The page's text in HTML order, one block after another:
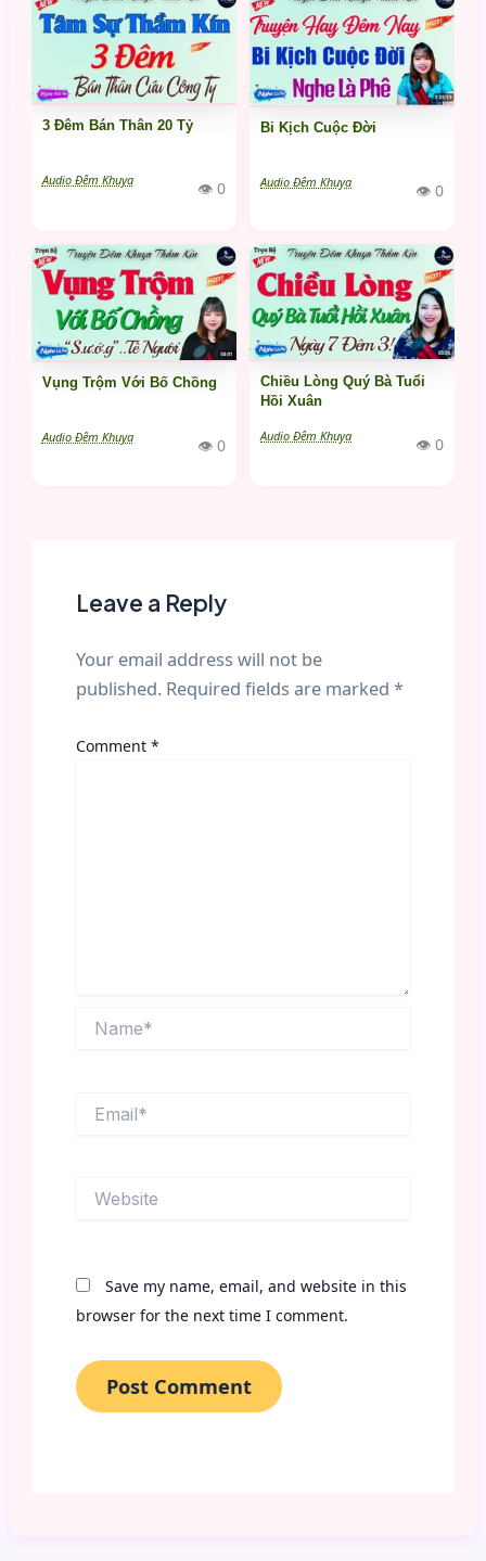
3 Đêm Bán Thân 20 Tỷ
Audio Đêm Khuya 👁 0
Bi Kịch Cuộc Đời
Audio Đêm Khuya 👁 0
Vụng Trộm Với Bố Chồng
Audio Đêm Khuya 👁 0
Chiều Lòng Quý Bà Tuổi
Hồi Xuân
Audio Đêm Khuya 👁 0
Leave a Reply
Your email address will not be
published. Required fields are marked *
Comment *
Save my name, email, and website in this
browser for the next time I comment.